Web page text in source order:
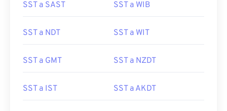
SST a SAST SST a WIB
SST a NDT SST a WIT
SST a GMT SST a NZDT
SST a IST SST a AKDT